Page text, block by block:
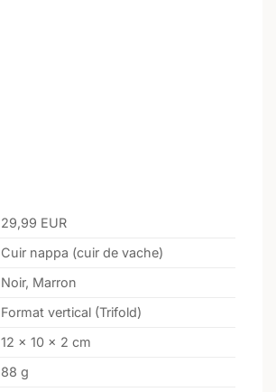
29,99 EUR
Cuir nappa (cuir de vache)
Noir, Marron
Format vertical (Trifold)
12 x 10 x 2 cm
88 g